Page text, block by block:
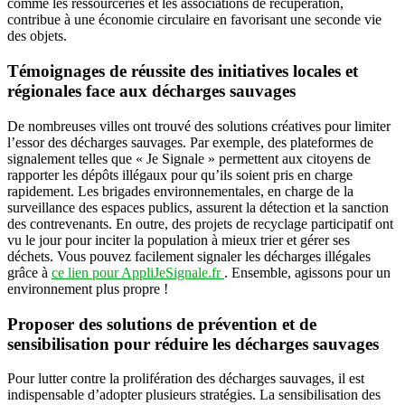
comme les ressourceries et les associations de récupération,
contribue à une économie circulaire en favorisant une seconde vie
des objets.
Témoignages de réussite des initiatives locales et
régionales face aux décharges sauvages
De nombreuses villes ont trouvé des solutions créatives pour limiter
l’essor des décharges sauvages. Par exemple, des plateformes de
signalement telles que « Je Signale » permettent aux citoyens de
rapporter les dépôts illégaux pour qu’ils soient pris en charge
rapidement. Les brigades environnementales, en charge de la
surveillance des espaces publics, assurent la détection et la sanction
des contrevenants. En outre, des projets de recyclage participatif ont
vu le jour pour inciter la population à mieux trier et gérer ses
déchets. Vous pouvez facilement signaler les décharges illégales
grâce à ce lien pour AppliJeSignale.fr . Ensemble, agissons pour un
environnement plus propre !
Proposer des solutions de prévention et de
sensibilisation pour réduire les décharges sauvages
Pour lutter contre la prolifération des décharges sauvages, il est
indispensable d’adopter plusieurs stratégies. La sensibilisation des